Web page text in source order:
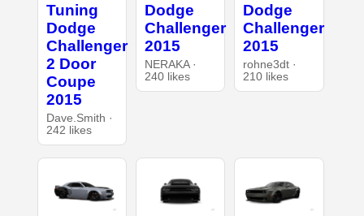
Tuning
Dodge
Challenger
2 Door
Coupe
2015
Dave.Smith ·
242 likes
Dodge
Challenger
2015
NERAKA ·
240 likes
Dodge
Challenger
2015
rohne3dt ·
210 likes